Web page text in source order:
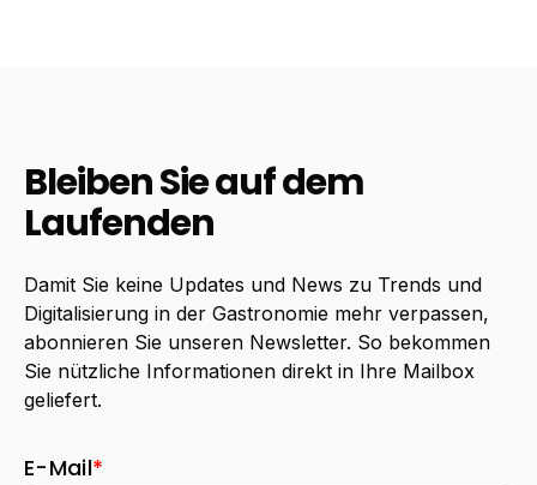
Bleiben Sie auf dem
Laufenden
Damit Sie keine Updates und News zu Trends und
Digitalisierung in der Gastronomie mehr verpassen,
abonnieren Sie unseren Newsletter. So bekommen
Sie nützliche Informationen direkt in Ihre Mailbox
geliefert.
E-Mail*